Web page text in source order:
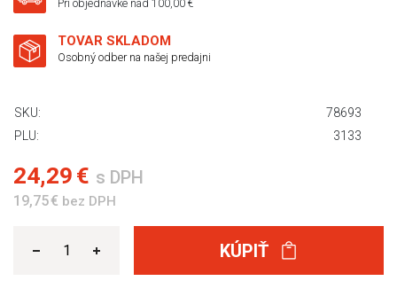
Pri objednávke nad 100,00 €
TOVAR SKLADOM
Osobný odber na našej predajni
SKU:
78693
PLU:
3133
24,29 € s DPH
19,75 € bez DPH
KÚPIŤ